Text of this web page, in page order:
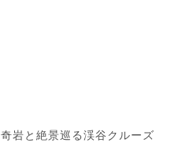
奇岩と絶景巡る渓谷クルーズ